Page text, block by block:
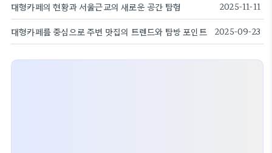
대형카페의 현황과 서울근교의 새로운 공간 탐험 2025-11-11
대형카페를 중심으로 주변 맛집의 트렌드와 탐방 포인트 2025-09-23